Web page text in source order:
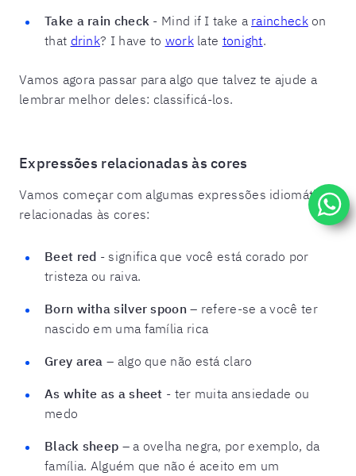
Take a rain check - Mind if I take a raincheckon
that drink? I have to worklate tonight.
Vamos agora passar para algo que talvez te ajude a
lembrar melhor deles: classificá-los.
Expressões relacionadas às cores
Vamos começar com algumas expressões idiomáticas
relacionadas às cores:
Beet red - significa que você está corado por
tristeza ou raiva.
Born witha silver spoon– refere-se a você ter
nascido em uma família rica
Grey area – algo que não está claro
As white as a sheet - ter muita ansiedade ou
medo
Black sheep – a ovelha negra, por exemplo, da
família. Alguém que não é aceito em um